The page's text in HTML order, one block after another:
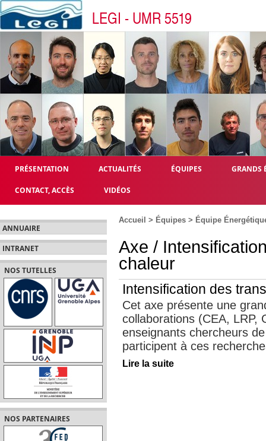
LEGI - UMR 5519
PRÉSENTATION ACTUALITÉS ÉQUIPES GRANDS
CONTACT, ACCÈS VIDÉOS
ANNUAIRE
INTRANET
NOS TUTELLES
NOS PARTENAIRES
Accueil > Équipes > Équipe
Axe /
chaleur
Intensification des
Cet axe présente une
collaborations (CEA, LRP,
enseignants chercheurs
participent à ces
Lire la suite